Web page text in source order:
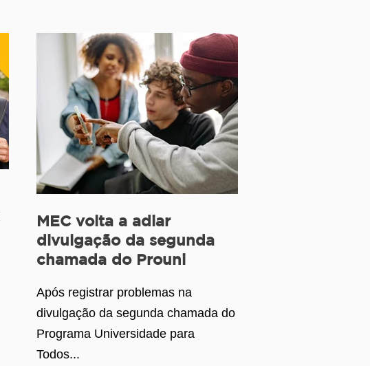
MEC volta a adiar
divulgação da segunda
chamada do Prouni
Após registrar problemas na
divulgação da segunda chamada do
Programa Universidade para
Todos...